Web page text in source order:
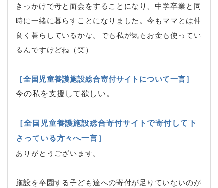
きっかけで母と面会をすることになり、中学卒業と同
時に一緒に暮らすことになりました。今もママとは仲
良く暮らしているかな。でも私が気もお金も使ってい
るんですけどね（笑）
［全国児童養護施設総合寄付サイトについて一言］
今の私を支援して欲しい。
［全国児童養護施設総合寄付サイトで寄付して下
さっている方々へ一言］
ありがとうございます。
施設を卒園する子ども達への寄付が足りていないのが